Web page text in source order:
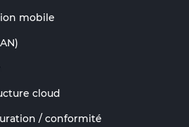
mobile
cloud
/ conformité